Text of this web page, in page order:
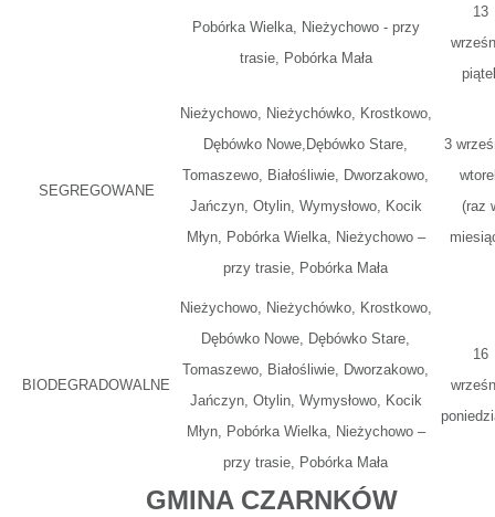
Pobórka Wielka, Nieżychowo - przy
trasie, Pobórka Mała
13
SEGREGOWANE
Nieżychowo, Nieżychówko, Krostkowo,
Dębówko Nowe,Dębówko Stare,
Tomaszewo, Białośliwie, Dworzakowo,
Jańczyn, Otylin, Wymysłowo, Kocik
Młyn, Pobórka Wielka, Nieżychowo –
przy trasie, Pobórka Mała
3
(raz
BIODEGRADOWALNE
Nieżychowo, Nieżychówko, Krostkowo,
Dębówko Nowe, Dębówko Stare,
Tomaszewo, Białośliwie, Dworzakowo,
Jańczyn, Otylin, Wymysłowo, Kocik
Młyn, Pobórka Wielka, Nieżychowo –
przy trasie, Pobórka Mała
16
GMINA CZARNKÓW